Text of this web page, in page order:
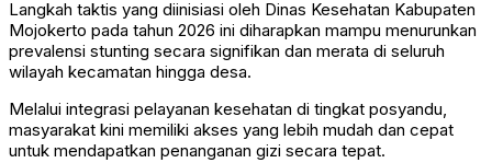
Langkah taktis yang diinisiasi oleh Dinas Kesehatan Kabupaten
Mojokerto pada tahun 2026 ini diharapkan mampu menurunkan
prevalensi stunting secara signifikan dan merata di seluruh
wilayah kecamatan hingga desa.
Melalui integrasi pelayanan kesehatan di tingkat posyandu,
masyarakat kini memiliki akses yang lebih mudah dan cepat
untuk mendapatkan penanganan gizi secara tepat.